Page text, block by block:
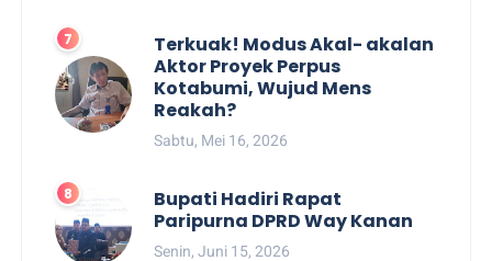
Terkuak! Modus Akal- akalan
Aktor Proyek Perpus
Kotabumi, Wujud Mens
Reakah?
Sabtu, Mei 16, 2026
Bupati Hadiri Rapat
Paripurna DPRD Way Kanan
Senin, Juni 15, 2026